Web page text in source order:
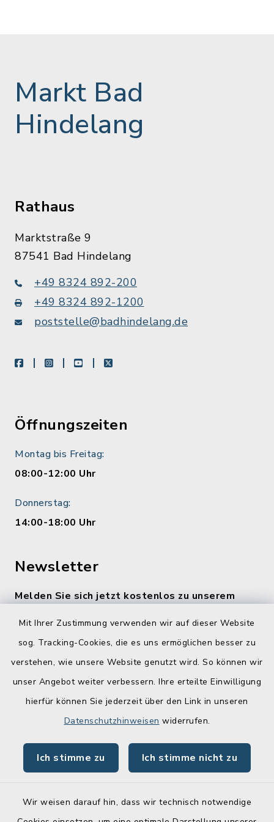
Mit Ihrer Zustimmung verwenden wir auf dieser Website
sog. Tracking-Cookies, die es uns ermöglichen besser zu
verstehen, wie unsere Website genutzt wird. So können wir
unser Angebot weiter verbessern. Ihre erteilte Einwilligung
hierfür können Sie jederzeit über den Link in unseren
Datenschutzhinweisen widerrufen.
Ich stimme zu Ich stimme nicht zu
Wir weisen darauf hin, dass wir technisch notwendige
Markt Bad
Hindelang
Rathaus
Marktstraße 9
87541 Bad Hindelang
+49 8324 892-200
+49 8324 892-1200
poststelle@badhindelang.de
facebookinstagramyoutubeX
Öffnungszeiten
Montag bis Freitag:
08:00-12:00 Uhr
Donnerstag:
14:00-18:00 Uhr
Newsletter
Melden Sie sich jetzt kostenlos zu unserem
Quicklinks
Lebenslagen
Online-Service